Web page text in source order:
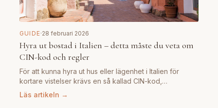
GUIDE·28 februari 2026
Hyra ut bostad i Italien – detta måste du veta om
CIN-kod och regler
För att kunna hyra ut hus eller lägenhet i Italien för
kortare vistelser krävs en så kallad CIN-kod,…
Läs artikeln →